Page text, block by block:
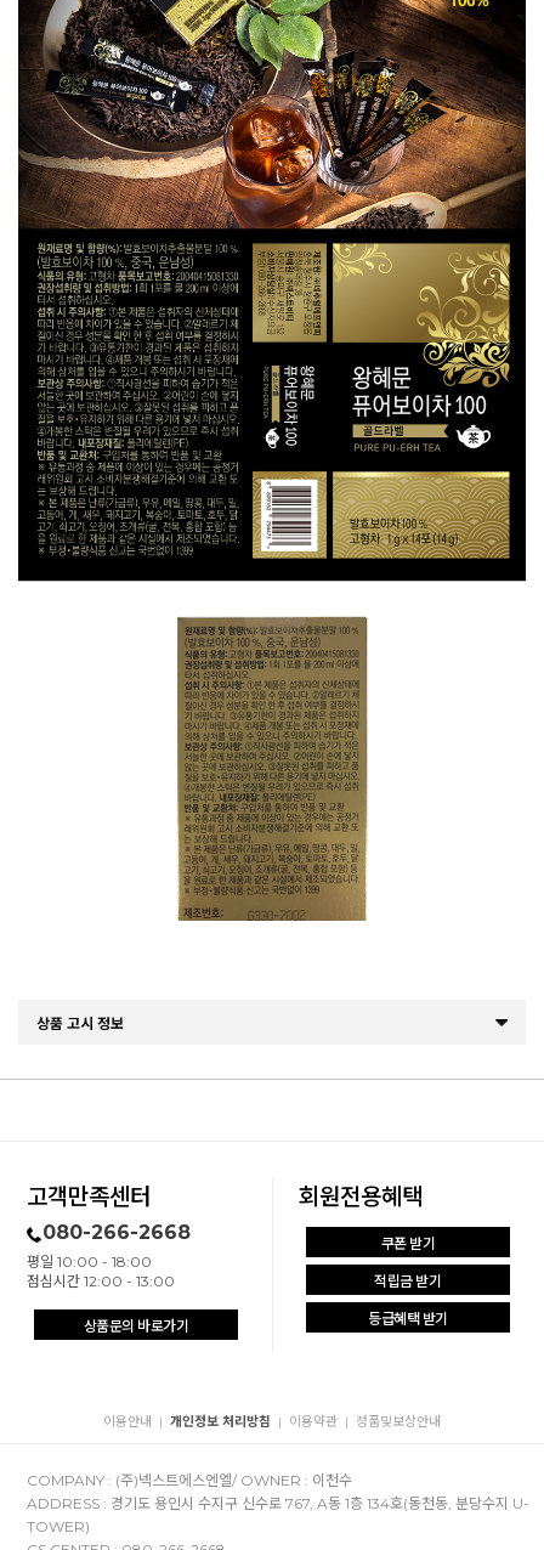
상품 고시 정보
고객만족센터
080-266-2668
평일 10:00 - 18:00
점심시간 12:00 - 13:00
상품문의 바로가기
회원전용혜택
쿠폰 받기
적립금 받기
등급혜택 받기
이용안내 | 개인정보 처리방침 | 이용약관 | 정품및보상안내
COMPANY : (주)넥스트에스엔엘/ OWNER : 이천수
ADDRESS : 경기도 용인시 수지구 신수로 767, A동 1층 134호(동천동, 분당수지 U-
TOWER)